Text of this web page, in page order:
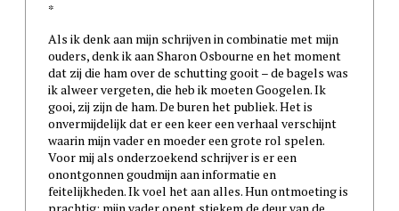
*
Als ik denk aan mijn schrijven in combinatie met mijn
ouders, denk ik aan Sharon Osbourne en het moment
dat zij die ham over de schutting gooit – de bagels was
ik alweer vergeten, die heb ik moeten Googelen. Ik
gooi, zij zijn de ham. De buren het publiek. Het is
onvermijdelijk dat er een keer een verhaal verschijnt
waarin mijn vader en moeder een grote rol spelen.
Voor mij als onderzoekend schrijver is er een
onontgonnen goudmijn aan informatie en
feitelijkheden. Ik voel het aan alles. Hun ontmoeting is